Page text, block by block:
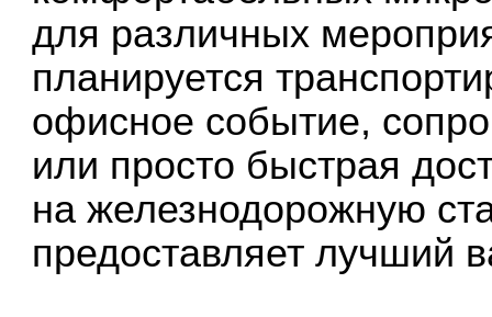
для различных
планируется
офисное событие,
или просто быстрая
на железнодорожную
предоставляет лучший